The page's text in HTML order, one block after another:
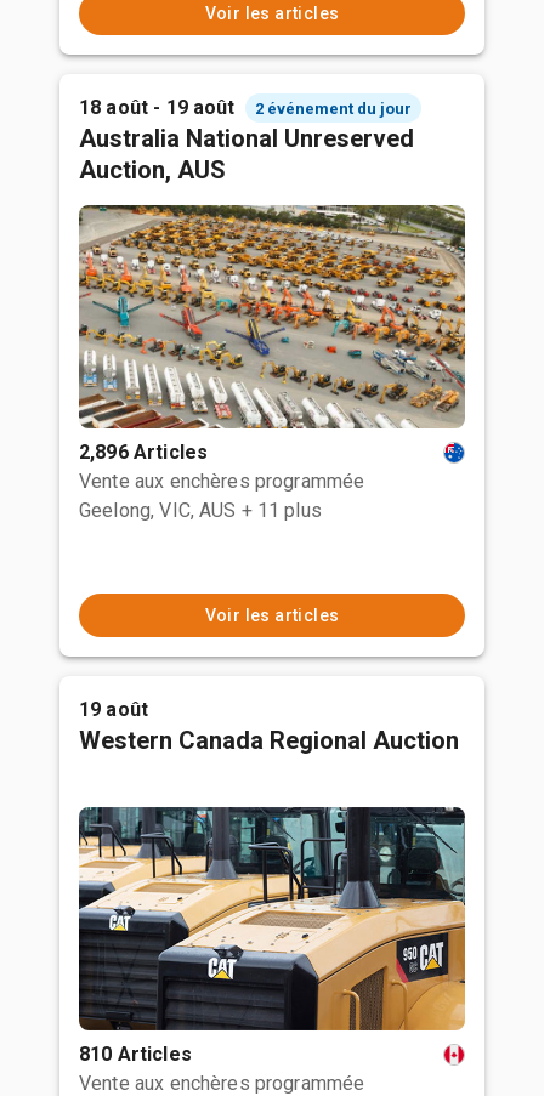
Voir les articles
18 août - 19 août 2 événement du jour
Australia National Unreserved
Auction, AUS
2,896 Articles
Vente aux enchères programmée
Geelong, VIC, AUS + 11 plus
Voir les articles
19 août
Western Canada Regional Auction
810 Articles
Vente aux enchères programmée